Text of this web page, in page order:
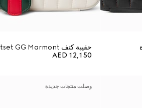
حقيبة كتف Jetset GG Marmont متوسطة الحجم
AED 12,150
وصلت منتجات جديدة